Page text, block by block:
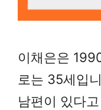
이채은은
로는 35세입
남편이 있다